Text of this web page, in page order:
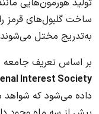
به‌تدریج مختل
بر اساس تعریف جامعه
Interest Society
داده می‌شود که شواهد